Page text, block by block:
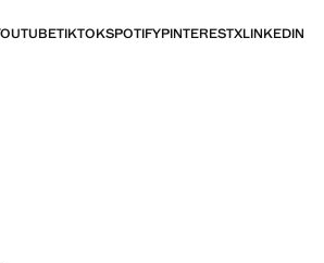
TIKTOKSPOTIFYPINTERESTXLINKEDIN